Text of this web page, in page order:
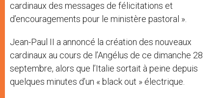
cardinaux des messages de félicitations et
d’encouragements pour le ministère pastoral ».
Jean-Paul II a annoncé la création des nouveaux
cardinaux au cours de l’Angélus de ce dimanche 28
septembre, alors que l’Italie sortait à peine depuis
quelques minutes d’un « black out » électrique.